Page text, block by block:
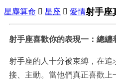
星塵算命  星座  愛情射手座
射手座喜歡你的表現一：總纏
射手座的人十分被束縛，在追
接、主動。當他們真正喜歡上